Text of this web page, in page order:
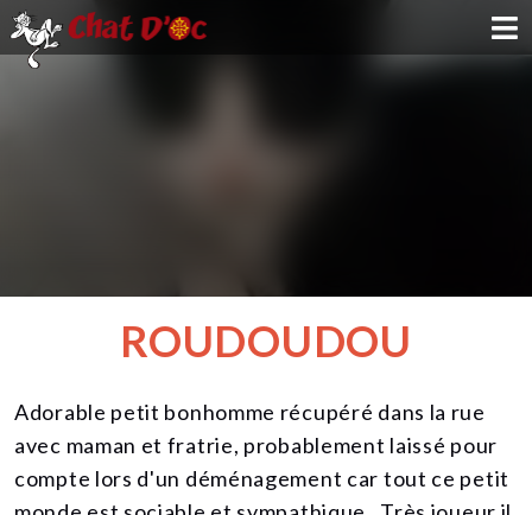
NOUS SOUTENIR
CONTACT
ROUDOUDOU
Adorable petit bonhomme récupéré dans la rue
avec maman et fratrie, probablement laissé pour
compte lors d'un déménagement car tout ce petit